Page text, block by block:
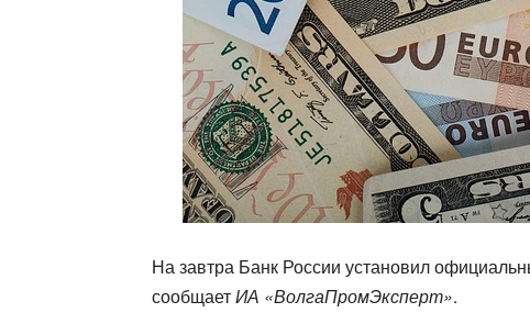
На завтра Банк России установил
сообщаетИА «ВолгаПромЭксперт».